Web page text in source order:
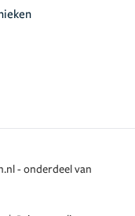
- onderdeel van